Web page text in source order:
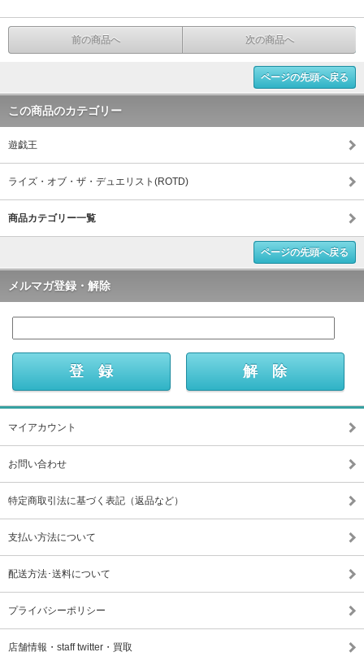
前の商品へ 次の商品へ
ページの先頭へ戻る
この商品のカテゴリー
遊戯王
ライズ・オブ・ザ・デュエリスト(ROTD)
商品カテゴリー一覧
ページの先頭へ戻る
メルマガ登録・解除
マイアカウント
お問い合わせ
特定商取引法に基づく表記（返品など）
支払い方法について
配送方法･送料について
プライバシーポリシー
店舗情報・staff twitter・買取